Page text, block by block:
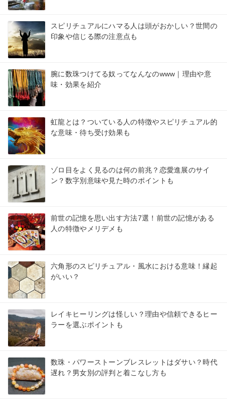
スピリチュアルにハマる人は頭がおかしい？世間の
印象や信じる際の注意点も
腕に数珠つけてる奴ってなんなのwww｜理由や意
味・効果を紹介
虹龍とは？ついている人の特徴やスピリチュアル的
な意味・待ち受け効果も
ゾロ目をよく見るのは何の前兆？恋愛進展のサイ
ン？数字別意味や見た時のポイントも
前世の記憶を思い出す方法7選！前世の記憶がある
人の特徴やメリデメも
六角形のスピリチュアル・風水における意味！縁起
がいい？
レイキヒーリングは怪しい？理由や信頼できるヒー
ラーを選ぶポイントも
数珠・パワーストーンブレスレットはダサい？時代
遅れ？男女別の評判と着こなし方も